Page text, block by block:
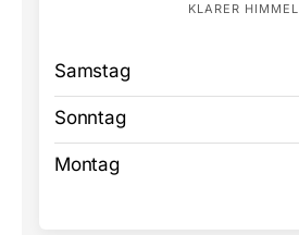
KLARER HIMMEL
Samstag
Sonntag
Montag